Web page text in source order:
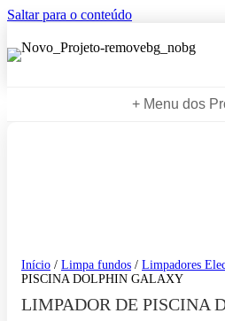
Saltar para o conteúdo
+ Menu dos
Início / Limpa fundos / Limpadores
PISCINA DOLPHIN GALAXY
LIMPADOR DE PISCINA